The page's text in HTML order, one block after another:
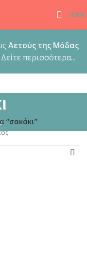
0.00€
Αετούς της Μόδας
περισσότερα...
“σακάκι”